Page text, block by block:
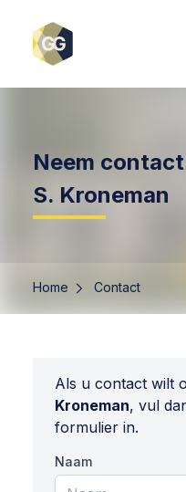
Neem
S. Kroneman
Home Contact
Als u contact wilt
Kroneman, vul
formulier in.
Naam